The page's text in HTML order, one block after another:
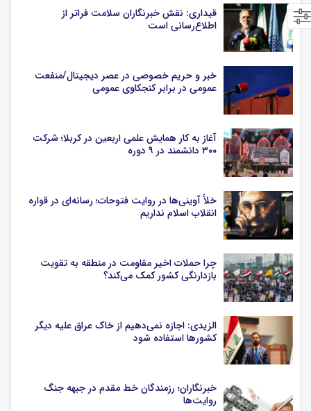
قیداری: نقش خبرنگاران سلامت فراتر از
اطلاع‌رسانی است
خبر و حریم خصوصی در عصر دیجیتال/منفعت
عمومی در برابر کنجکاوی عمومی
آغاز به کار همایش علمی اربعین در کربلا؛ شرکت
۳۰۰ دانشمند در ۹ دوره
خلأ آوینی‌ها در روایت فتوحات؛ رسانه‌ای در قواره
انقلاب اسلام نداریم
چرا حملات اخیر مقاومت در منطقه به تقویت
بازدارنگی کشور کمک می‌کند؟
الزیدی: اجازه نمی‌دهیم از خاک عراق علیه دیگر
کشورها استفاده شود
خبرنگاران؛ رزمندگان خط مقدم در جبهه جنگ
روایت‌ها